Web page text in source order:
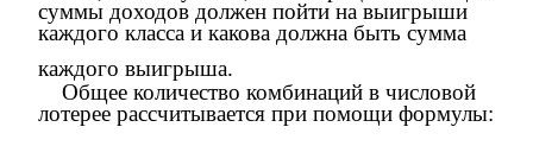
суммы доходов должен пойти на выигрыши
каждого класса и какова должна быть сумма
каждого выигрыша.
Общее количество комбинаций в числовой
лотерее рассчитывается при помощи формулы: